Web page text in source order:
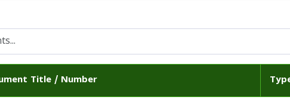
Title / Number